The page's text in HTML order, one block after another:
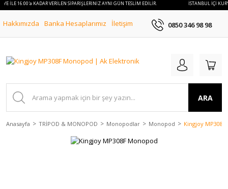
İLE 16:00'a KADAR VERİLEN SİPARİŞLERİNİZ AYNI GÜN TESLİM EDİLİR. İSTANBUL İÇİ
Hakkımızda Banka Hesaplarımız İletişim 0850 346 98 98
ARA
Anasayfa TRİPOD & MONOPOD Monopodlar Monopod Kingjoy